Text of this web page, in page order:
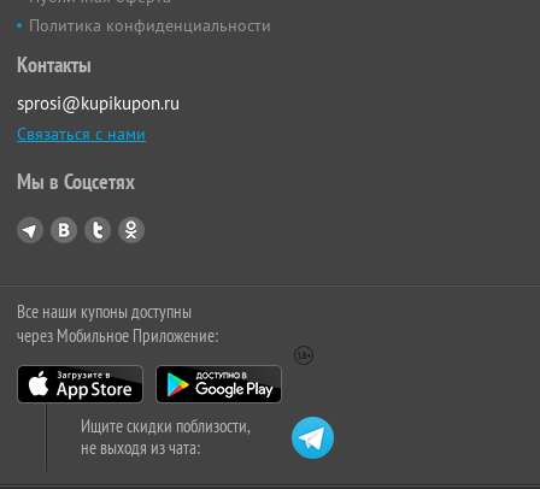
Политика конфиденциальности
Контакты
sprosi@kupikupon.ru
Связаться с нами
Мы в Соцсетях
Все наши купоны доступны
через Мобильное Приложение:
Ищите скидки поблизости,
не выходя из чата: